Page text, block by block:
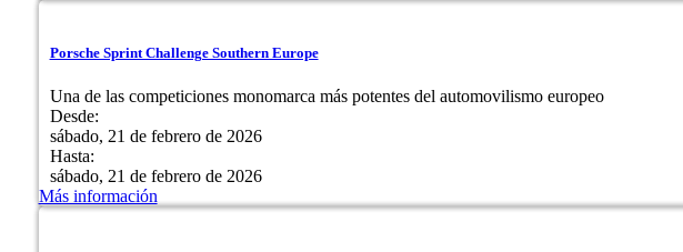
Porsche Sprint Challenge Southern Europe
Una de las competiciones monomarca más potentes del automovilismo europeo
Desde:
sábado, 21 de febrero de 2026
Hasta:
sábado, 21 de febrero de 2026
Más información